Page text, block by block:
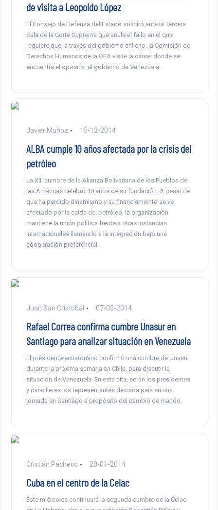
de visita a Leopoldo López
El Consejo de Defensa del Estado solicitó ante la Tercera
Sala de la Corte Suprema que anule el fallo en el que
requiere que, a través del gobierno chileno, la Comisión de
Derechos Humanos de la OEA visite la cárcel donde se
encuentra el opositor al gobierno de Venezuela.
Javier Muñoz 15-12-2014
ALBA cumple 10 años afectada por la crisis del
petróleo
La XIII cumbre de la Alianza Bolivariana de los Pueblos de
las Américas celebró 10 años de su fundación. A pesar de
que ha perdido dinamismo y su financiamiento se ve
afectado por la caída del petróleo, la organización
mantiene la unión política frente a otras instancias
internacionales llamando a la integración bajo una
cooperación preferencial.
Juan San Cristóbal 07-03-2014
Rafael Correa confirma cumbre Unasur en
Santiago para analizar situación en Venezuela
El presidente ecuatoriano confirmó una cumbre de Unasur
durante la próxima semana en Chile, para discutir la
situación de Venezuela. En esta cita, serán los presidentes
y cancilleres los representantes de cada país en una
jornada en Santiago a propósito del cambio de mando.
Cristián Pacheco 28-01-2014
Cuba en el centro de la Celac
Este miércoles continuará la segunda cumbre de la Celac